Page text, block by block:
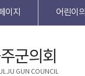
이지 어린이
군의회
GUN COUNCIL